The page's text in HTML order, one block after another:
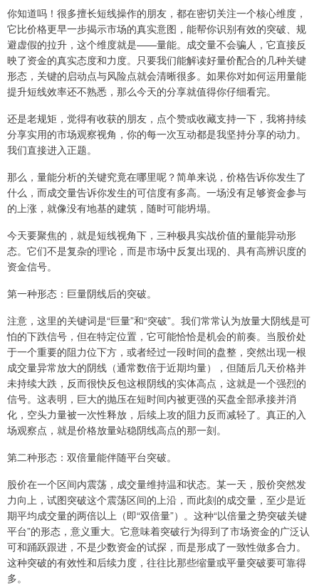
你知道吗！很多擅长短线操作的朋友，都在密切关注一个核心维度，
它比价格更早一步揭示市场的真实意图，能帮你识别有效的突破、规
避虚假的拉升，这个维度就是——量能。成交量不会骗人，它直接反
映了资金的真实态度和力度。只要我们能解读好量价配合的几种关键
形态，关键的启动点与风险点就会清晰很多。如果你对如何运用量能
提升短线效率还不熟悉，那么今天的分享就值得你仔细看完。
还是老规矩，觉得有收获的朋友，点个赞或收藏支持一下，我将持续
分享实用的市场观察视角，你的每一次互动都是我坚持分享的动力。
我们直接进入正题。
那么，量能分析的关键究竟在哪里呢？简单来说，价格告诉你发生了
什么，而成交量告诉你发生的可信度有多高。一场没有足够资金参与
的上涨，就像没有地基的建筑，随时可能坍塌。
今天要聚焦的，就是短线视角下，三种极具实战价值的量能异动形
态。它们不是复杂的理论，而是市场中反复出现的、具有高辨识度的
资金信号。
第一种形态：巨量阴线后的突破。
注意，这里的关键词是“巨量”和“突破”。我们常常认为放量大阴线是可
怕的下跌信号，但在特定位置，它可能恰恰是机会的前奏。当股价处
于一个重要的阻力位下方，或者经过一段时间的盘整，突然出现一根
成交量异常放大的阴线（通常数倍于近期均量），但随后几天价格并
未持续大跌，反而很快反包这根阴线的实体高点，这就是一个强烈的
信号。这表明，巨大的抛压在短时间内被更强的买盘全部承接并消
化，空头力量被一次性释放，后续上攻的阻力反而减轻了。真正的入
场观察点，就是价格放量站稳阴线高点的那一刻。
第二种形态：双倍量能伴随平台突破。
股价在一个区间内震荡，成交量维持温和状态。某一天，股价突然发
力向上，试图突破这个震荡区间的上沿，而此刻的成交量，至少是近
期平均成交量的两倍以上（即“双倍量”）。这种“以倍量之势突破关键
平台”的形态，意义重大。它意味着突破行为得到了市场资金的广泛认
可和踊跃跟进，不是少数资金的试探，而是形成了一致性做多合力。
这种突破的有效性和后续力度，往往比那些缩量或平量突破要可靠得
多。